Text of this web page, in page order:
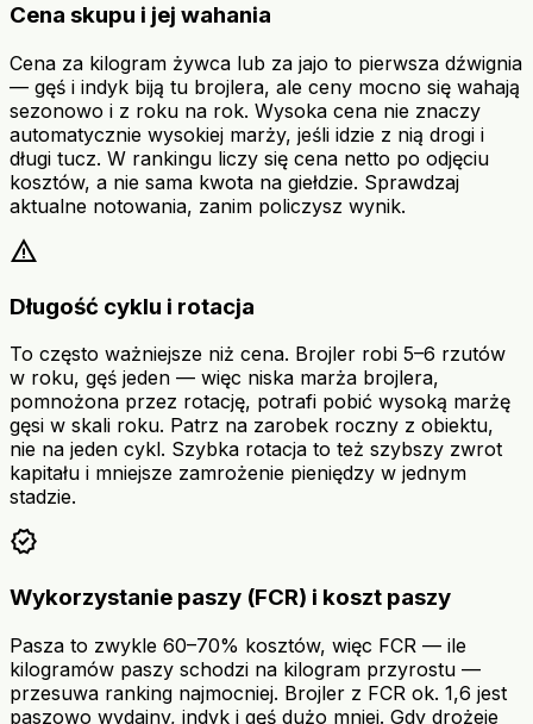
Cena skupu i jej wahania
Cena za kilogram żywca lub za jajo to pierwsza dźwignia
— gęś i indyk biją tu brojlera, ale ceny mocno się wahają
sezonowo i z roku na rok. Wysoka cena nie znaczy
automatycznie wysokiej marży, jeśli idzie z nią drogi i
długi tucz. W rankingu liczy się cena netto po odjęciu
kosztów, a nie sama kwota na giełdzie. Sprawdzaj
aktualne notowania, zanim policzysz wynik.
warning
Długość cyklu i rotacja
To często ważniejsze niż cena. Brojler robi 5–6 rzutów
w roku, gęś jeden — więc niska marża brojlera,
pomnożona przez rotację, potrafi pobić wysoką marżę
gęsi w skali roku. Patrz na zarobek roczny z obiektu,
nie na jeden cykl. Szybka rotacja to też szybszy zwrot
kapitału i mniejsze zamrożenie pieniędzy w jednym
stadzie.
verified
Wykorzystanie paszy (FCR) i koszt paszy
Pasza to zwykle 60–70% kosztów, więc FCR — ile
kilogramów paszy schodzi na kilogram przyrostu —
przesuwa ranking najmocniej. Brojler z FCR ok. 1,6 jest
paszowo wydajny, indyk i gęś dużo mniej. Gdy drożeje